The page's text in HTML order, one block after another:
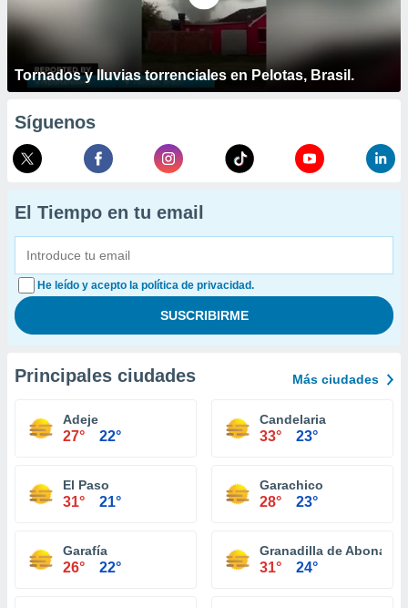
Tornados y lluvias torrenciales en Pelotas, Brasil.
Síguenos
El Tiempo en tu email
He leído y acepto la política de privacidad.
Principales ciudades Más ciudades
Adeje
27° 22°
Candelaria
33° 23°
El Paso
31° 21°
Garachico
28° 23°
Garafía
26° 22°
Granadilla de Abona
31° 24°